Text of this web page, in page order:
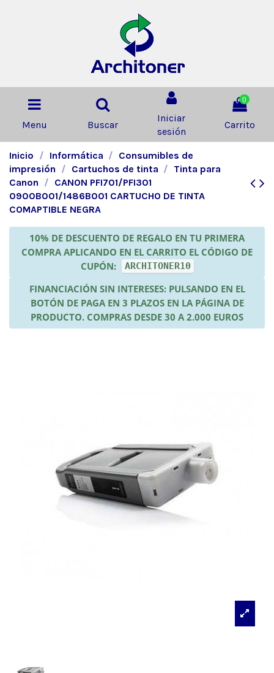
Menu Buscar
Iniciar
sesión
0
Carrito
Inicio Informática
Consumibles de
impresión
Cartuchos de tinta
Tinta para
Canon
CANON PFI701/PFI301
0900B001/1486B001 CARTUCHO DE TINTA
COMAPTIBLE NEGRA
10% DE DESCUENTO DE REGALO EN TU PRIMERA
COMPRA APLICANDO EN EL CARRITO EL CÓDIGO DE
CUPÓN:
ARCHITONER10
FINANCIACIÓN SIN INTERESES: PULSANDO EN EL
BOTÓN DE PAGA EN 3 PLAZOS EN LA PÁGINA DE
PRODUCTO. COMPRAS DESDE 30 A 2.000 EUROS